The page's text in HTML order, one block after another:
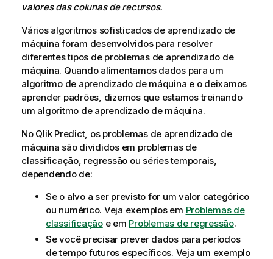
valores das colunas de recursos.
Vários algoritmos sofisticados de aprendizado de
máquina foram desenvolvidos para resolver
diferentes tipos de problemas de aprendizado de
máquina. Quando alimentamos dados para um
algoritmo de aprendizado de máquina e o deixamos
aprender padrões, dizemos que estamos treinando
um algoritmo de aprendizado de máquina.
No Qlik Predict, os problemas de aprendizado de
máquina são divididos em problemas de
classificação, regressão ou séries temporais,
dependendo de:
Se o alvo a ser previsto for um valor categórico
ou numérico. Veja exemplos em Problemas de
classificaçãoe em Problemas de regressão.
Se você precisar prever dados para períodos
de tempo futuros específicos. Veja um exemplo